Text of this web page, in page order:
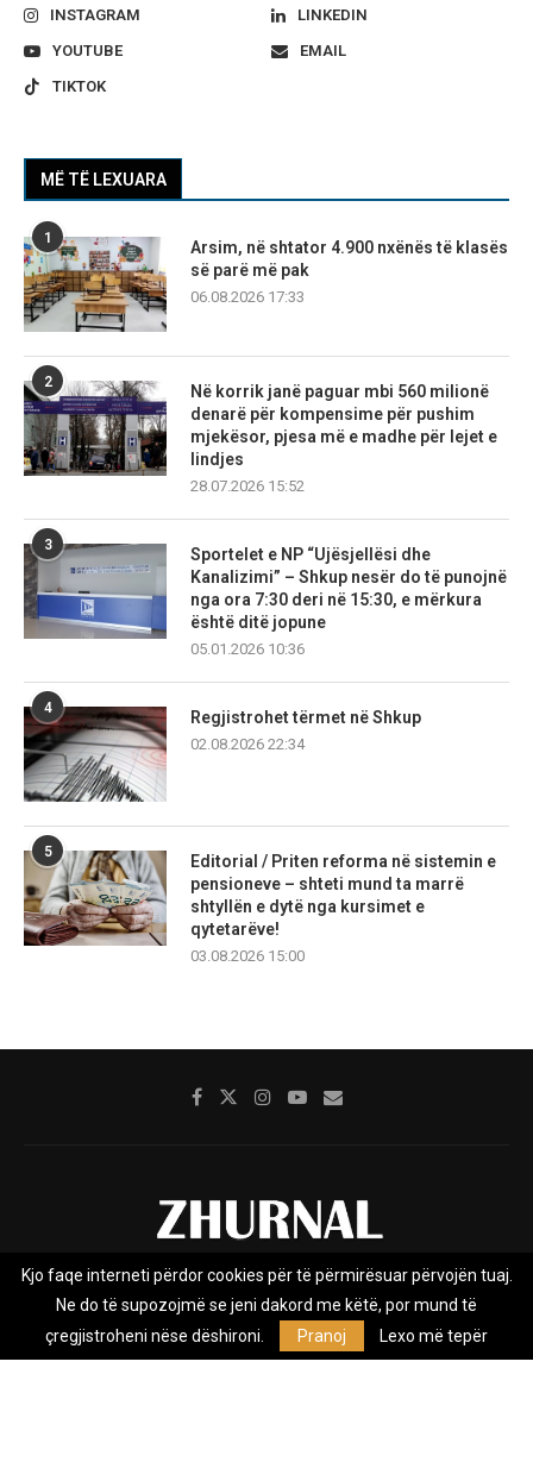
INSTAGRAM
LINKEDIN
YOUTUBE
EMAIL
TIKTOK
MË TË LEXUARA
1
Arsim, në shtator 4.900 nxënës të klasës
së parë më pak
06.08.2026 17:33
2
Në korrik janë paguar mbi 560 milionë
denarë për kompensime për pushim
mjekësor, pjesa më e madhe për lejet e
lindjes
28.07.2026 15:52
3
Sportelet e NP “Ujësjellësi dhe
Kanalizimi” – Shkup nesër do të punojnë
nga ora 7:30 deri në 15:30, e mërkura
është ditë jopune
05.01.2026 10:36
4
Regjistrohet tërmet në Shkup
02.08.2026 22:34
5
Editorial / Priten reforma në sistemin e
pensioneve – shteti mund ta marrë
shtyllën e dytë nga kursimet e
qytetarëve!
03.08.2026 15:00
Rreth nesh Impresumi Marketing
Privacy Policy
Zhurnal.mk është Agjenci e Lajmeve e pavarur, e themeluar në vitin
Kjo faqe interneti përdor cookies për të përmirësuar përvojën tuaj.
Ne do të supozojmë se jeni dakord me këtë, por mund të
çregjistroheni nëse dëshironi.
Pranoj Lexo më tepër